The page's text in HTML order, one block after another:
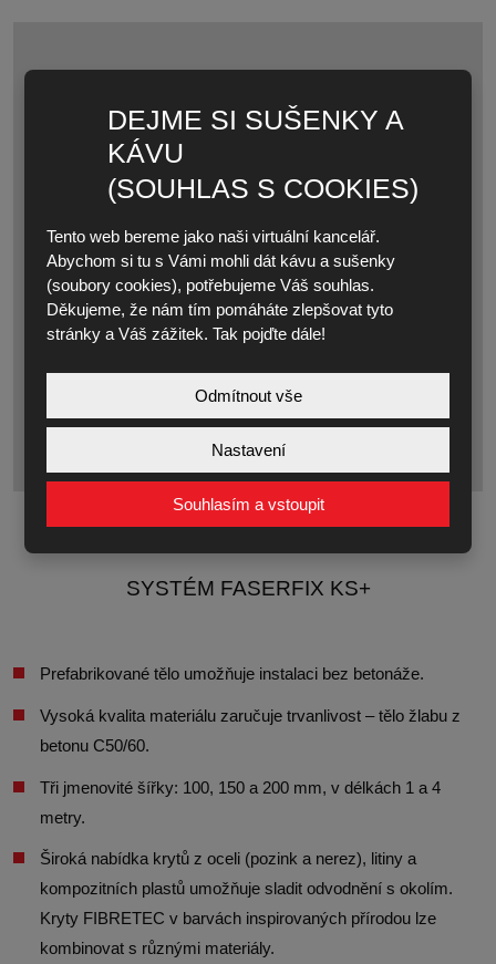
SYSTÉM FASERFIX KS+
Prefabrikované tělo umožňuje instalaci bez betonáže.
Vysoká kvalita materiálu zaručuje trvanlivost – tělo žlabu z
betonu C50/60.
Tři jmenovité šířky: 100, 150 a 200 mm, v délkách 1 a 4
metry.
Široká nabídka krytů z oceli (pozink a nerez), litiny a
kompozitních plastů umožňuje sladit odvodnění s okolím.
Kryty FIBRETEC v barvách inspirovaných přírodou lze
kombinovat s různými materiály.
DEJME SI SUŠENKY A
KÁVU
(SOUHLAS S COOKIES)
Tento web bereme jako naši virtuální kancelář.
Abychom si tu s Vámi mohli dát kávu a sušenky
(soubory cookies), potřebujeme Váš souhlas.
Děkujeme, že nám tím pomáháte zlepšovat tyto
stránky a Váš zážitek. Tak pojďte dále!
Odmítnout vše
Nastavení
Souhlasím a vstoupit